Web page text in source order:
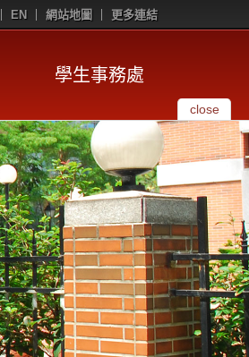
EN 網站地圖 更多連結
學生事務處
close